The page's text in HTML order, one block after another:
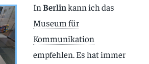
InBerlinkann ich das
Museum für
Kommunikation
empfehlen. Es hat immer